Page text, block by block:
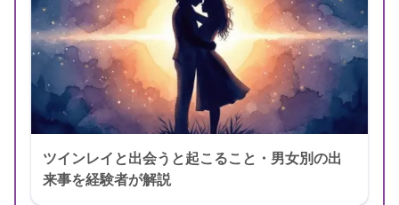
ツインレイと出会うと起こること・男女別の出
来事を経験者が解説